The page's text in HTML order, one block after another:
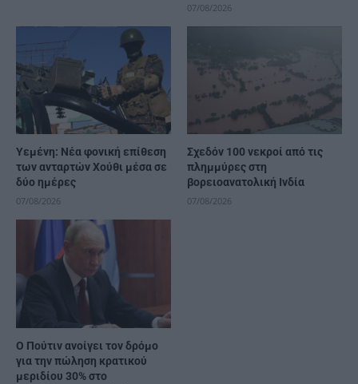
07/08/2026
Υεμένη: Νέα φονική επίθεση
των ανταρτών Χούθι μέσα σε
δύο ημέρες
07/08/2026
Σχεδόν 100 νεκροί από τις
πλημμύρες στη
βορειοανατολική Ινδία
07/08/2026
Ο Πούτιν ανοίγει τον δρόμο
για την πώληση κρατικού
μεριδίου 30% στο